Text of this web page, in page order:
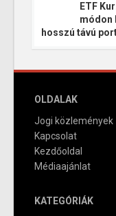
ETF
módon
hosszú távú
OLDALAK
Jogi közlemények
Kapcsolat
Kezdőoldal
Médiaajánlat
KATEGÓRIÁK